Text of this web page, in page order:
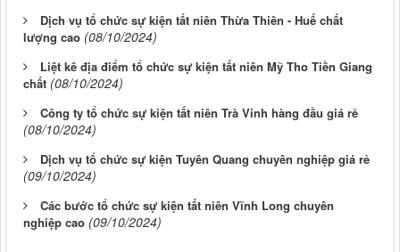
Dịch vụ tổ chức sự kiện tất niên Thừa Thiên - Huế chất
lượng cao (08/10/2024)
Liệt kê địa điểm tổ chức sự kiện tất niên Mỹ Tho Tiền Giang
chất (08/10/2024)
Công ty tổ chức sự kiện tất niên Trà Vinh hàng đầu giá rẻ
(08/10/2024)
Dịch vụ tổ chức sự kiện Tuyên Quang chuyên nghiệp giá rẻ
(09/10/2024)
Các bước tổ chức sự kiện tất niên Vĩnh Long chuyên
nghiệp cao (09/10/2024)